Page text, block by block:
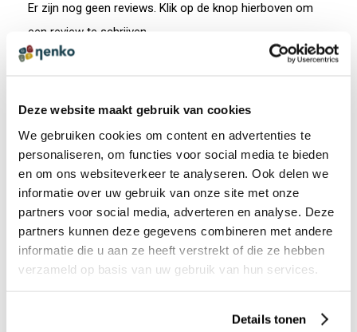
Deze website maakt gebruik van cookies
We gebruiken cookies om content en advertenties te
personaliseren, om functies voor social media te bieden
en om ons websiteverkeer te analyseren. Ook delen we
informatie over uw gebruik van onze site met onze
partners voor social media, adverteren en analyse. Deze
partners kunnen deze gegevens combineren met andere
informatie die u aan ze heeft verstrekt of die ze hebben
verzameld op basis van uw gebruik van hun services.
Details tonen
Er zijn nog geen reviews. Klik op de knop hierboven om
een review te schrijven.
Atelier Sorteren
Primo Maxicoloredo